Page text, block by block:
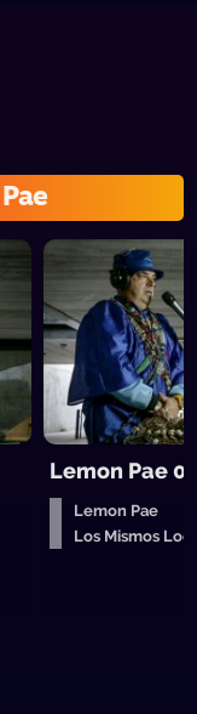
Lemon Pae
Lemon Pae
Los Mismos